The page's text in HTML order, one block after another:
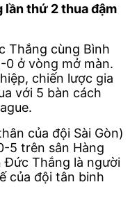
thứ 2 thua đậm
Thắng cùng Bình
0 ở vòng mở màn.
chiến lược gia
với 5 bàn cách
của đội Sài Gòn)
5 trên sân Hàng
Đức Thắng là người
của đội tân binh